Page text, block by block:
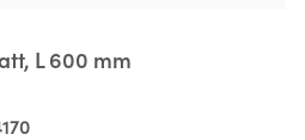
L 600 mm